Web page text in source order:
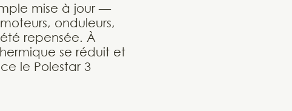
mise à jour —
onduleurs,
repensée. À
se réduit et
le Polestar 3